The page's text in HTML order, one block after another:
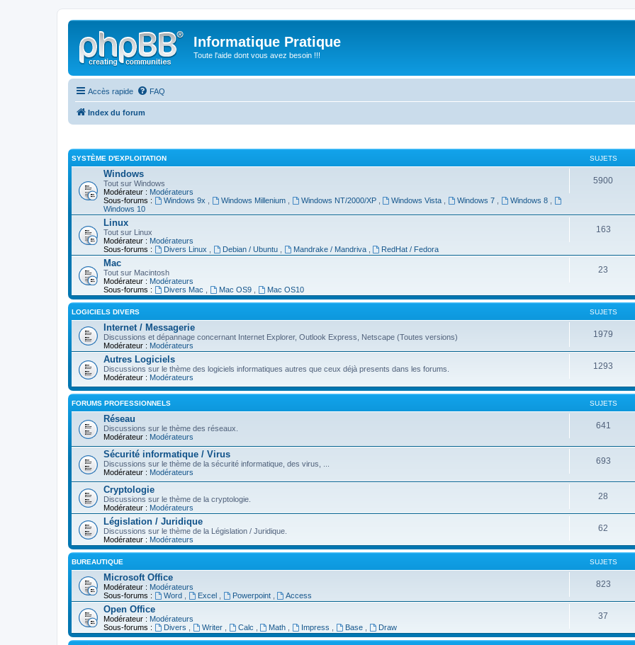
Informatique Pratique
Toute l'aide dont vous avez besoin !!!
Accès rapide FAQ
Index du forum
SYSTÈME D'EXPLOITATION SUJETS
Windows
Tout sur Windows
Modérateur : Modérateurs
Sous-forums :
Windows 9x Windows Millenium Windows NT/2000/XP Windows Vista Windows 7 Windows 8
Windows 10
5900
Linux
Tout sur Linux
Modérateur : Modérateurs
Sous-forums :
Divers Linux Debian / Ubuntu Mandrake / Mandriva RedHat / Fedora
163
Mac
Tout sur Macintosh
Modérateur : Modérateurs
Sous-forums :
Divers Mac Mac OS9 Mac OS10
23
LOGICIELS DIVERS SUJETS
Internet / Messagerie
Discussions et dépannage concernant Internet Explorer, Outlook Express, Netscape (Toutes versions)
Modérateur : Modérateurs
1979
Autres Logiciels
Discussions sur le thème des logiciels informatiques autres que ceux déjà presents dans les forums.
Modérateur : Modérateurs
1293
FORUMS PROFESSIONNELS SUJETS
Réseau
Discussions sur le thème des réseaux.
Modérateur : Modérateurs
641
Sécurité informatique / Virus
Discussions sur le thème de la sécurité informatique, des virus, ...
Modérateur : Modérateurs
693
Cryptologie
Discussions sur le thème de la cryptologie.
Modérateur : Modérateurs
28
Législation / Juridique
Discussions sur le thème de la Législation / Juridique.
Modérateur : Modérateurs
62
BUREAUTIQUE SUJETS
Microsoft Office
Modérateur : Modérateurs
Sous-forums :
Word Excel Powerpoint Access
823
Open Office
Modérateur : Modérateurs
Sous-forums :
Divers Writer Calc Math Impress Base Draw
37